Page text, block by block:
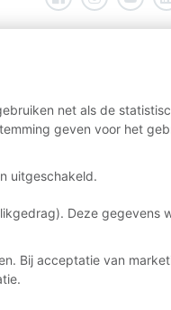
net als de
geven voor het
uitgeschakeld.
Deze gegevens
Bij acceptatie van